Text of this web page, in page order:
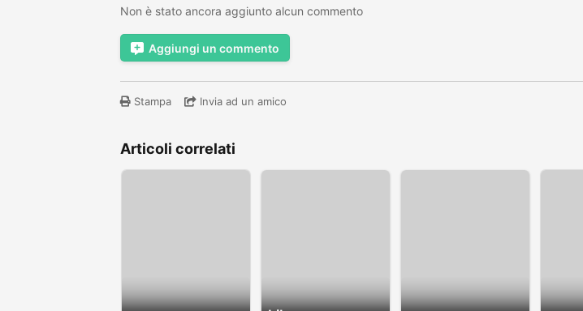
Non è stato ancora aggiunto alcun commento
Aggiungi un commento
Stampa Invia ad un amico
Articoli correlati